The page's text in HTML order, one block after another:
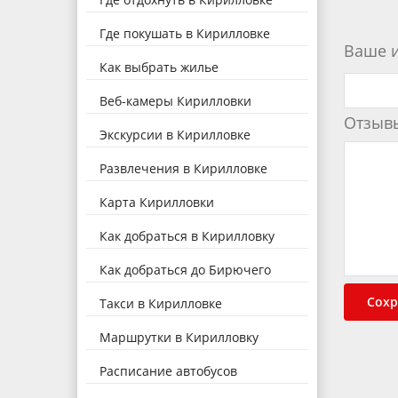
Ваше
Где покушать в Кирилловке
Как выбрать жилье
Веб-камеры Кирилловки
Экскурсии в Кирилловке
Развлечения в Кирилловке
Карта Кирилловки
Как добраться в Кирилловку
Как добраться до Бирючего
Такси в Кирилловке
Маршрутки в Кирилловку
Расписание автобусов